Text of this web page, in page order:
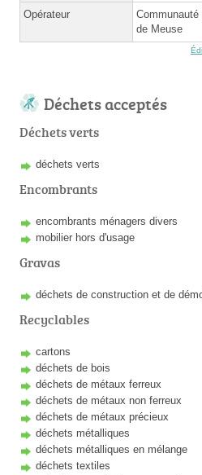
Opérateur
de Meuse
Déchets acceptés
Déchets verts
déchets verts
Encombrants
encombrants ménagers divers
mobilier hors d'usage
Gravas
déchets de construction et de
Recyclables
cartons
déchets de bois
déchets de métaux ferreux
déchets de métaux non ferreux
déchets de métaux précieux
déchets métalliques
déchets métalliques en mélange
déchets textiles